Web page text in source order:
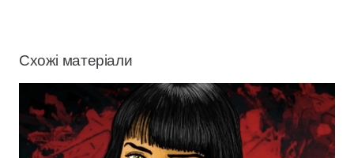
Схожі матеріали